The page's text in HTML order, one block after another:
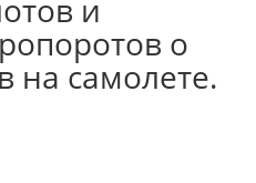
и
о
на самолете.